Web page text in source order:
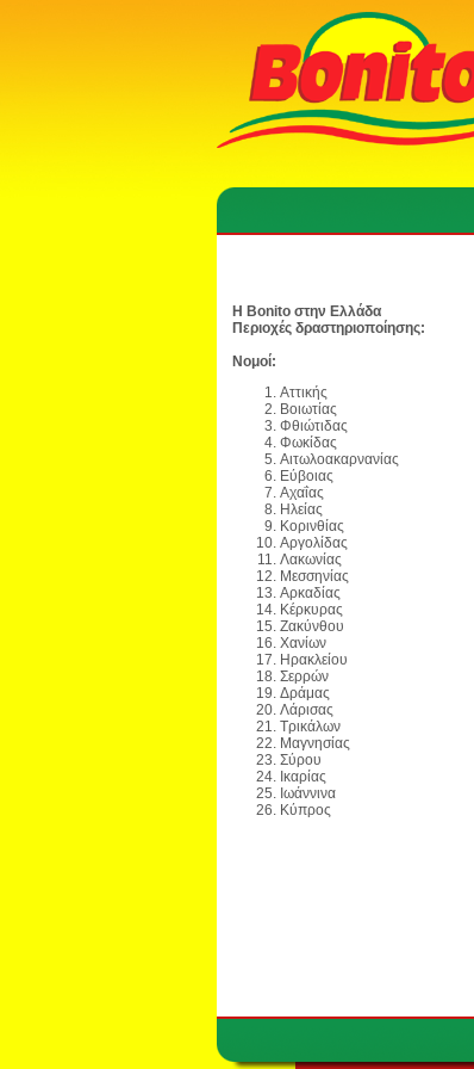
Η Bonito στην Ελλάδα
Περιοχές δραστηριοποίησης:
Νομοί:
Αττικής
Βοιωτίας
Φθιώτιδας
Φωκίδας
Αιτωλοακαρνανίας
Εύβοιας
Αχαΐας
Ηλείας
Κορινθίας
Αργολίδας
Λακωνίας
Μεσσηνίας
Αρκαδίας
Κέρκυρας
Ζακύνθου
Χανίων
Ηρακλείου
Σερρών
Δράμας
Λάρισας
Τρικάλων
Μαγνησίας
Σύρου
Ικαρίας
Ιωάννινα
Κύπρος